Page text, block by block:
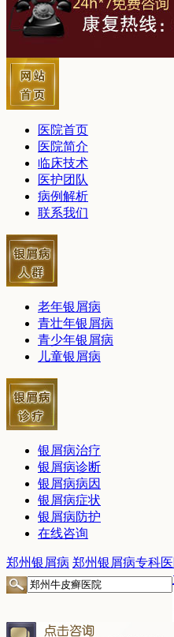
医院首页
医院简介
临床技术
医护团队
病例解析
联系我们
老年银屑病
青壮年银屑病
青少年银屑病
儿童银屑病
银屑病治疗
银屑病诊断
银屑病病因
银屑病症状
银屑病防护
在线咨询
郑州银屑病 郑州银屑病专科